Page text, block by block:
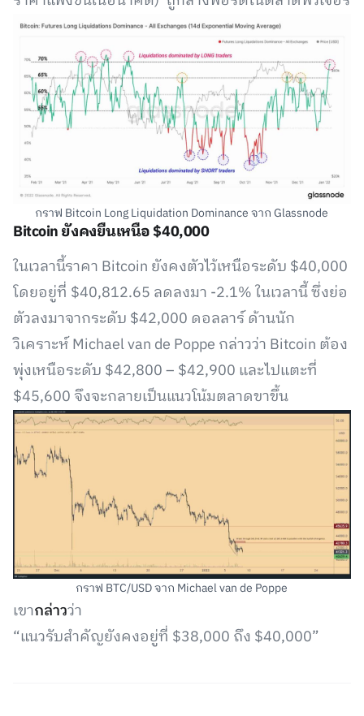
กราฟ Bitcoin Long Liquidation Dominance จาก Glassnode
Bitcoin ยังคงยืนเหนือ $40,000
ในเวลานี้ราคา Bitcoin ยังคงตัวไว้เหนือระดับ $40,000
โดยอยู่ที่ $40,812.65 ลดลงมา -2.1% ในเวลานี้ ซึ่งย่อ
ตัวลงมาจากระดับ $42,000 ดอลลาร์ ด้านนัก
วิเคราะห์ Michael van de Poppe กล่าวว่า Bitcoin ต้อง
พุ่งเหนือระดับ $42,800 – $42,900 และไปแตะที่
$45,600 จึงจะกลายเป็นแนวโน้มตลาดขาขึ้น
กราฟ BTC/USD จาก Michael van de Poppe
เขากล่าวว่า
“แนวรับสำคัญยังคงอยู่ที่ $38,000 ถึง $40,000”